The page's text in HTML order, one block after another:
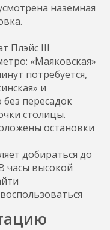
наземная
Плэйс III
«Маяковская»
потребуется,
и
пересадок
столицы.
остановки
добираться до
часы высокой